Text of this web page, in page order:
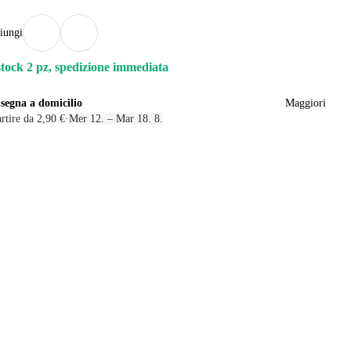
2 pz, spedizione immediata
a domicilio
da 2,90 €·Mer 12. – Mar 18. 8.
Maggiori